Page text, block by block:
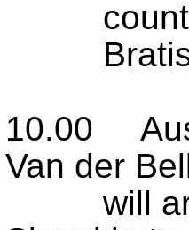
10.00
Van der